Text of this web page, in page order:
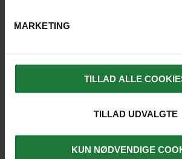
MARKETING
TILLAD ALLE
TILLAD UDVALGTE
KUN NØDVENDIGE
SE
AFREJSE FRA DANMARK